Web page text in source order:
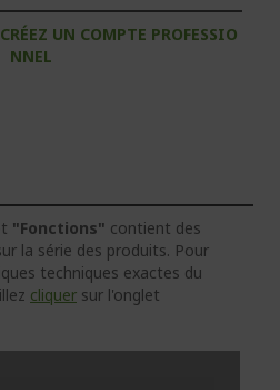
CRÉEZ UN COMPTE PROFESSIO
NNEL
"Fonctions" contient des
la série des produits. Pour
techniques exactes du
cliquer sur l'onglet